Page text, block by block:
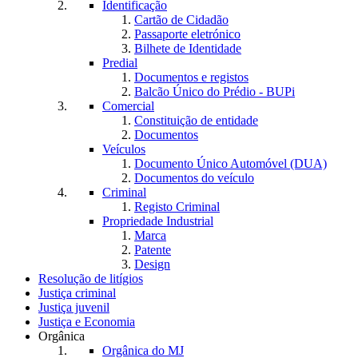
Identificação
Cartão de Cidadão
Passaporte eletrónico
Bilhete de Identidade
Predial
Documentos e registos
Balcão Único do Prédio - BUPi
Comercial
Constituição de entidade
Documentos
Veículos
Documento Único Automóvel (DUA)
Documentos do veículo
Criminal
Registo Criminal
Propriedade Industrial
Marca
Patente
Design
Resolução de litígios
Justiça criminal
Justiça juvenil
Justiça e Economia
Orgânica
Orgânica do MJ